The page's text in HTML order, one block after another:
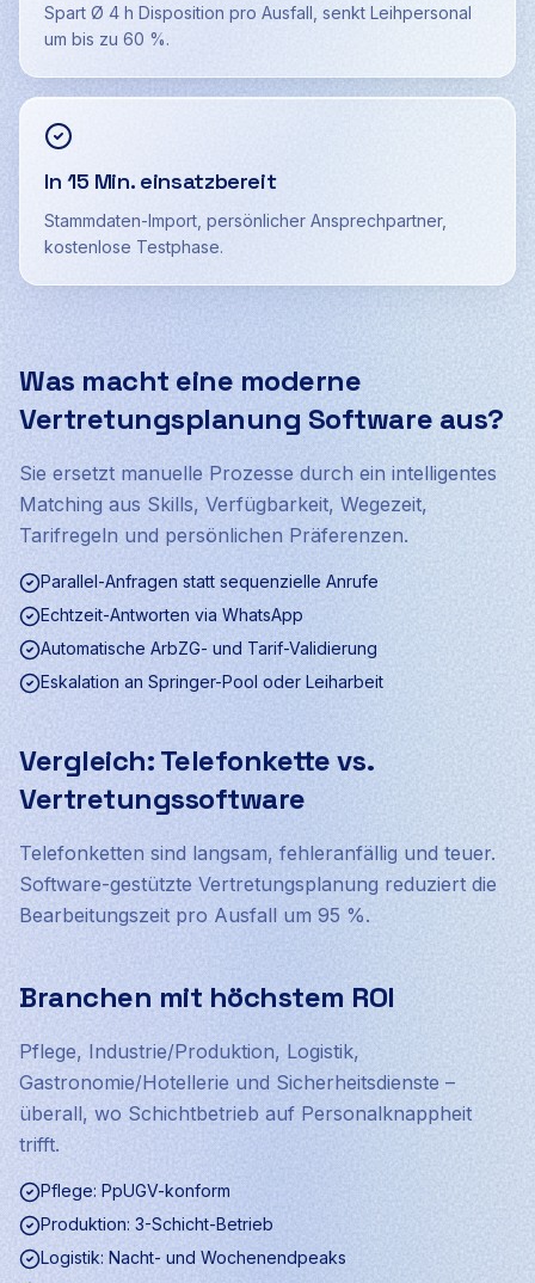
Spart Ø 4 h Disposition pro Ausfall, senkt Leihpersonal
um bis zu 60 %.
In 15 Min. einsatzbereit
Stammdaten-Import, persönlicher Ansprechpartner,
kostenlose Testphase.
Was macht eine moderne
Vertretungsplanung Software aus?
Sie ersetzt manuelle Prozesse durch ein intelligentes
Matching aus Skills, Verfügbarkeit, Wegezeit,
Tarifregeln und persönlichen Präferenzen.
Parallel-Anfragen statt sequenzielle Anrufe
Echtzeit-Antworten via WhatsApp
Automatische ArbZG- und Tarif-Validierung
Eskalation an Springer-Pool oder Leiharbeit
Vergleich: Telefonkette vs.
Vertretungssoftware
Telefonketten sind langsam, fehleranfällig und teuer.
Software-gestützte Vertretungsplanung reduziert die
Bearbeitungszeit pro Ausfall um 95 %.
Branchen mit höchstem ROI
Pflege, Industrie/Produktion, Logistik,
Gastronomie/Hotellerie und Sicherheitsdienste –
überall, wo Schichtbetrieb auf Personalknappheit
trifft.
Pflege: PpUGV-konform
Produktion: 3-Schicht-Betrieb
Logistik: Nacht- und Wochenendpeaks